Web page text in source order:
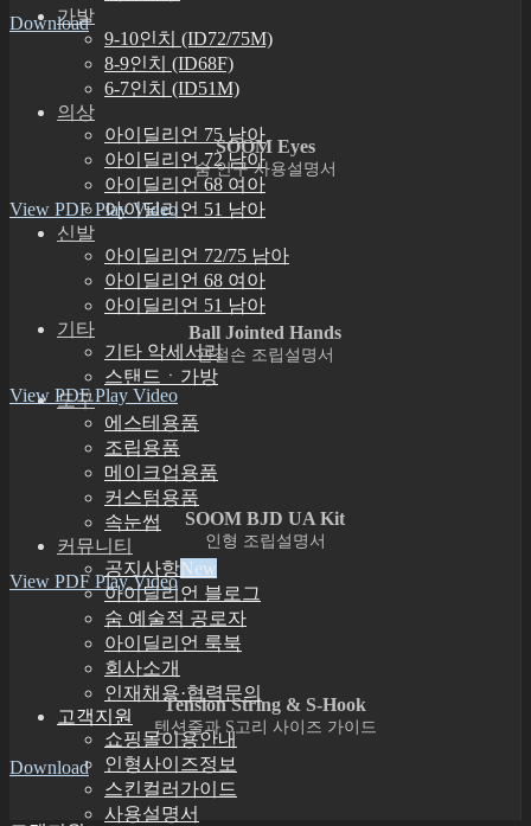
가발
9-10인치 (ID72/75M)
8-9인치 (ID68F)
6-7인치 (ID51M)
의상
아이딜리언 75 남아
아이딜리언 72 남아
아이딜리언 68 여아
아이딜리언 51 남아
신발
아이딜리언 72/75 남아
아이딜리언 68 여아
아이딜리언 51 남아
기타
기타 악세서리
스탠드ㆍ가방
도구
에스테용품
조립용품
메이크업용품
커스텀용품
속눈썹
커뮤니티
공지사항
아이딜리언 블로그
숨 예술적 공로자
아이딜리언 룩북
회사소개
인재채용·협력문의
고객지원
쇼핑몰이용안내
인형사이즈정보
스킨컬러가이드
사용설명서
Download
SOOM Eyes
숨 안구 사용설명서
View PDF Play Video
Ball Jointed Hands
관절손 조립설명서
View PDF Play Video
SOOM BJD UA Kit
인형 조립설명서
View PDF Play Video
Tension String & S-Hook
텐션줄과 S고리 사이즈 가이드
Download